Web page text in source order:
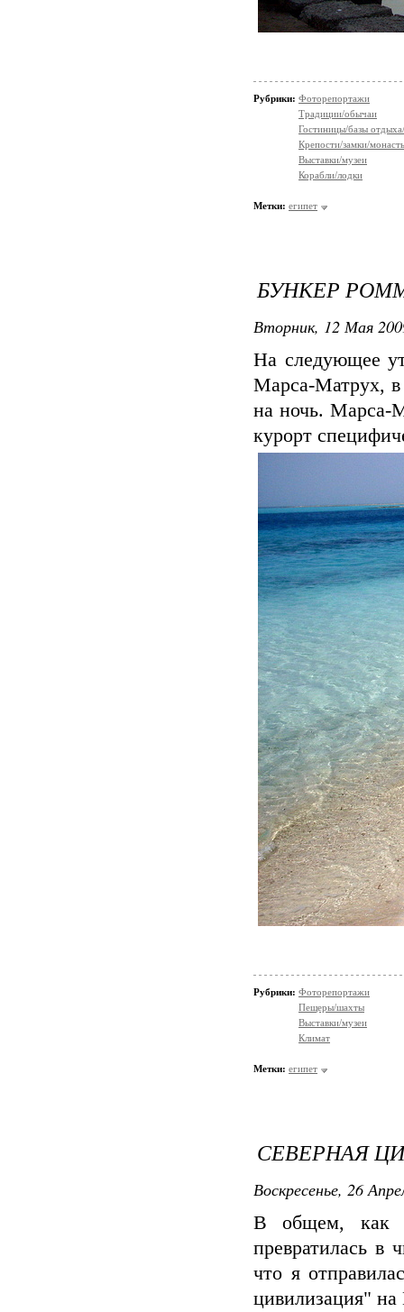
Рубрики: Фоторепортажи
Традиции/обычаи
Гостиницы/базы
Крепости/замки/
Выставки/музеи
Корабли/лодки
Метки: египет
БУНКЕР
Вторник, 12 Мая
На следующее
Марса-Матрух, в
на ночь. Марса-
курорт
Рубрики: Фоторепортажи
Пещеры/шахты
Выставки/музеи
Климат
Метки: египет
СЕВЕРНАЯ
Воскресенье, 26
В общем, как
превратилась в
что я
цивилизация"